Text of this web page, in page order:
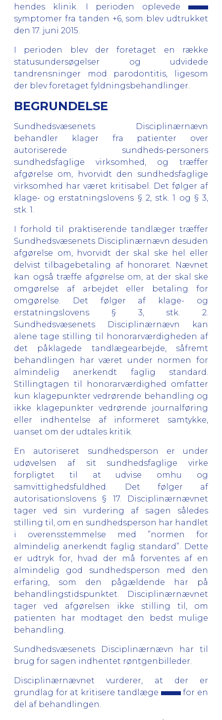
hendes klinik. I perioden oplevede
symptomer fra tanden +6, som blev udtrukket
den 17. juni 2015.
I perioden blev der foretaget en række
statusundersøgelser og udvidede
tandrensninger mod parodontitis, ligesom
der blev foretaget fyldningsbehandlinger.
BEGRUNDELSE
Sundhedsvæsenets Disciplinærnævn
behandler klager fra patienter over
autoriserede sundheds-personers
sundhedsfaglige virksomhed, og træffer
afgørelse om, hvorvidt den sundhedsfaglige
virksomhed har været kritisabel. Det følger af
klage- og erstatningslovens § 2, stk. 1 og § 3,
stk. 1.
I forhold til praktiserende tandlæger træffer
Sundhedsvæsenets Disciplinærnævn desuden
afgørelse om, hvorvidt der skal ske hel eller
delvist tilbagebetaling af honoraret. Nævnet
kan også træffe afgørelse om, at der skal ske
omgørelse af arbejdet eller betaling for
omgørelse. Det følger af klage- og
erstatningslovens § 3, stk. 2.
Sundhedsvæsenets Disciplinærnævn kan
alene tage stilling til honorarværdigheden af
det påklagede tandlægearbejde, såfremt
behandlingen har været under normen for
almindelig anerkendt faglig standard.
Stillingtagen til honorarværdighed omfatter
kun klagepunkter vedrørende behandling og
ikke klagepunkter vedrørende journalføring
eller indhentelse af informeret samtykke,
uanset om der udtales kritik.
En autoriseret sundhedsperson er under
udøvelsen af sit sundhedsfaglige virke
forpligtet til at udvise omhu og
samvittighedsfuldhed. Det følger af
autorisationslovens § 17. Disciplinærnævnet
tager ved sin vurdering af sagen således
stilling til, om en sundhedsperson har handlet
i overensstemmelse med ”normen for
almindelig anerkendt faglig standard”. Dette
er udtryk for, hvad der må forventes af en
almindelig god sundhedsperson med den
erfaring, som den pågældende har på
behandlingstidspunktet. Disciplinærnævnet
tager ved afgørelsen ikke stilling til, om
patienten har modtaget den bedst mulige
behandling.
Sundhedsvæsenets Disciplinærnævn har til
brug for sagen indhentet røntgenbilleder.
Disciplinærnævnet vurderer, at der er
grundlag for at kritisere tandlæge
for en
del af behandlingen.